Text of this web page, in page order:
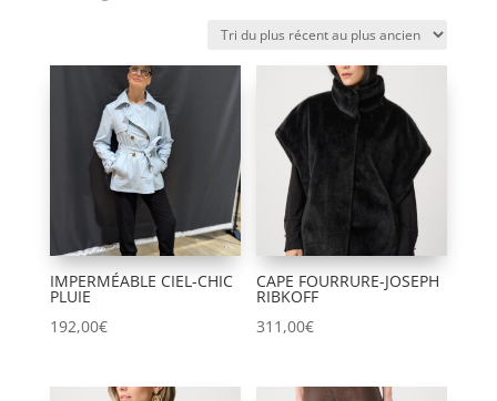
plus
récent
au
plus
ancien
IMPERMÉABLE CIEL-CHIC
PLUIE
192,00€
CAPE FOURRURE-JOSEPH
RIBKOFF
311,00€